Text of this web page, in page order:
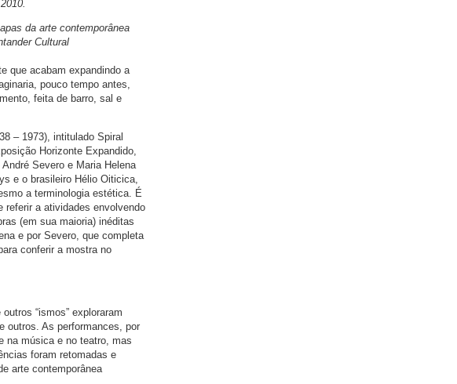
da arte contemporânea
Cultural
que acabam expandindo a
pouco tempo antes,
feita de barro, sal e
– 1973), intitulado Spiral
Horizonte Expandido,
Severo e Maria Helena
e o brasileiro Hélio Oiticica,
a terminologia estética. É
referir a atividades envolvendo
(em sua maioria) inéditas
e por Severo, que completa
conferir a mostra no
“ismos” exploraram
outros. As performances, por
na música e no teatro, mas
foram retomadas e
arte contemporânea